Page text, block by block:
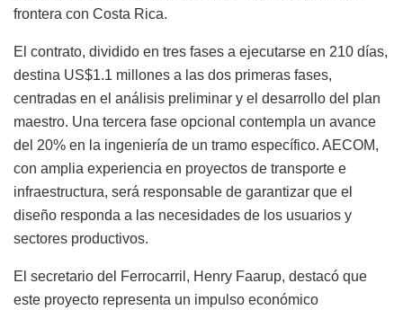
frontera con Costa Rica.
El contrato, dividido en tres fases a ejecutarse en 210 días,
destina US$1.1 millones a las dos primeras fases,
centradas en el análisis preliminar y el desarrollo del plan
maestro. Una tercera fase opcional contempla un avance
del 20% en la ingeniería de un tramo específico. AECOM,
con amplia experiencia en proyectos de transporte e
infraestructura, será responsable de garantizar que el
diseño responda a las necesidades de los usuarios y
sectores productivos.
El secretario del Ferrocarril, Henry Faarup, destacó que
este proyecto representa un impulso económico